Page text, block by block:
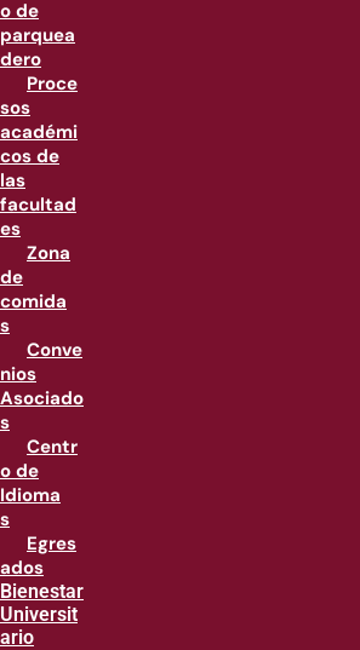
o de
parquea
dero
Proce
sos
académi
cos de
las
facultad
es
Zona
de
comida
s
Conve
nios
Asociado
s
Centr
o de
Idioma
s
Egres
ados
Bienestar
Universit
ario